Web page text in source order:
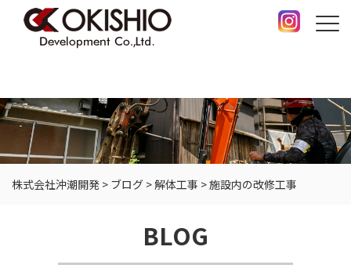
株式会社沖潮開発 > ブログ >解体工事 >施設内の改修工事
BLOG